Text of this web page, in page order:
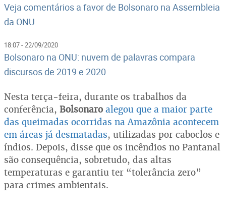
Veja comentários a favor de Bolsonaro na Assembleia
da ONU
18:07 - 22/09/2020
Bolsonaro na ONU: nuvem de palavras compara
discursos de 2019 e 2020
Nesta terça-feira, durante os trabalhos da
conferência, Bolsonaro alegou que a maior parte
das queimadas ocorridas na Amazônia acontecem
em áreas já desmatadas, utilizadas por caboclos e
índios. Depois, disse que os incêndios no Pantanal
são consequência, sobretudo, das altas
temperaturas e garantiu ter “tolerância zero”
para crimes ambientais.